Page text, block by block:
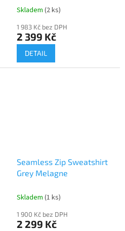
Skladem (2 ks)
1 983 Kč bez DPH
2 399 Kč
DETAIL
Seamless Zip Sweatshirt
Grey Melagne
Skladem (1 ks)
1 900 Kč bez DPH
2 299 Kč